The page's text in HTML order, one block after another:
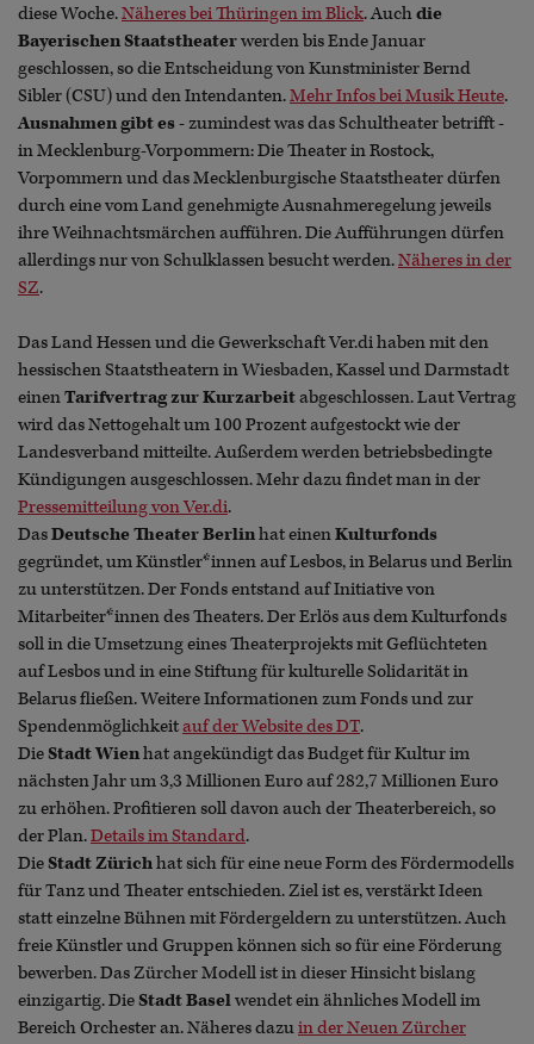
diese Woche.Näheres bei Thüringen im Blick. Auchdie
Bayerischen Staatstheaterwerden bis Ende Januar
geschlossen, so die Entscheidung von Kunstminister Bernd
Sibler (CSU) und den Intendanten.Mehr Infos bei Musik Heute.
Ausnahmen gibt es- zumindest was das Schultheater betrifft -
in Mecklenburg-Vorpommern: Die Theater in Rostock,
Vorpommern und das Mecklenburgische Staatstheater dürfen
durch eine vom Land genehmigte Ausnahmeregelung jeweils
ihre Weihnachtsmärchen aufführen. Die Aufführungen dürfen
allerdings nur von Schulklassen besucht werden.Näheres in der
SZ.
Das Land Hessen und die Gewerkschaft Ver.di haben mit den
hessischen Staatstheatern in Wiesbaden, Kassel und Darmstadt
einenTarifvertrag zur Kurzarbeitabgeschlossen. Laut Vertrag
wird das Nettogehalt um 100 Prozent aufgestockt wie der
Landesverband mitteilte. Außerdem werden betriebsbedingte
Kündigungen ausgeschlossen. Mehr dazu findet man in der
Pressemitteilung von Ver.di.
DasDeutsche Theater Berlinhat einenKulturfonds
gegründet, um Künstler*innen auf Lesbos, in Belarus und Berlin
zu unterstützen. Der Fonds entstand auf Initiative von
Mitarbeiter*innen des Theaters. Der Erlös aus dem Kulturfonds
soll in die Umsetzung eines Theaterprojekts mit Geflüchteten
auf Lesbos und in eine Stiftung für kulturelle Solidarität in
Belarus fließen. Weitere Informationen zum Fonds und zur
Spendenmöglichkeitauf der Website des DT.
DieStadt Wienhat angekündigt das Budget für Kultur im
nächsten Jahr um 3,3 Millionen Euro auf 282,7 Millionen Euro
zu erhöhen. Profitieren soll davon auch der Theaterbereich, so
der Plan.Details im Standard.
DieStadt Zürichhat sich für eine neue Form des Fördermodells
für Tanz und Theater entschieden. Ziel ist es, verstärkt Ideen
statt einzelne Bühnen mit Fördergeldern zu unterstützen. Auch
freie Künstler und Gruppen können sich so für eine Förderung
bewerben. Das Zürcher Modell ist in dieser Hinsicht bislang
einzigartig. DieStadt Baselwendet ein ähnliches Modell im
Bereich Orchester an. Näheres dazuin der Neuen Zürcher